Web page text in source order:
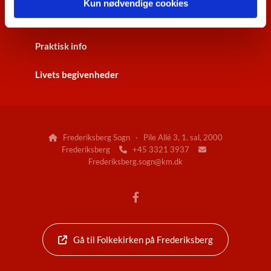
Kun nødvendige cookies
Kontakt
Praktisk info
Livets begivenheder

Frederiksberg Sogn · Pile Allé 3, 1. sal, 2000
Frederiksberg
+45 3321 3937 
Frederiksberg.sogn@km.dk
Gå til Folkekirken på Frederiksberg